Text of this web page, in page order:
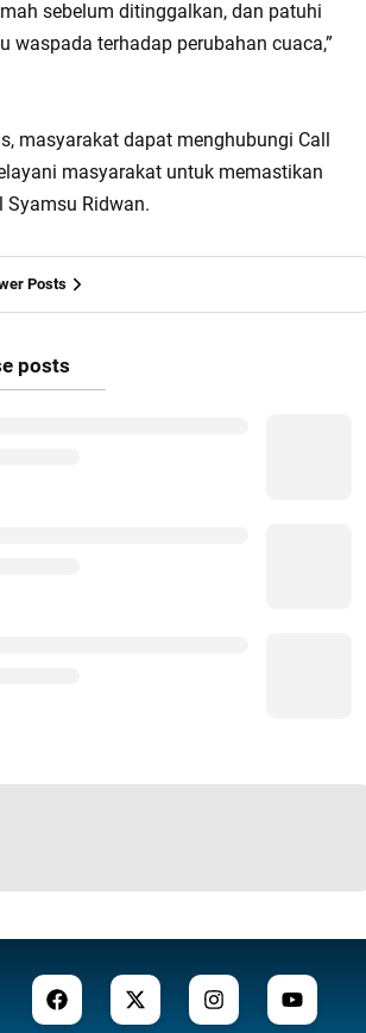
sebelum ditinggalkan, dan patuhi
terhadap perubahan cuaca,”
masyarakat dapat menghubungi Call
masyarakat untuk memastikan
Syamsu Ridwan.
Posts
posts